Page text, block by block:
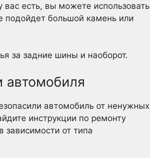
есть, вы можете использовать
подойдет большой камень или
за задние шины и наоборот.
автомобиля
автомобиль от ненужных
инструкции по ремонту
зависимости от типа